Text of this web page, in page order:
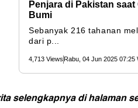
selengkapnya di halaman